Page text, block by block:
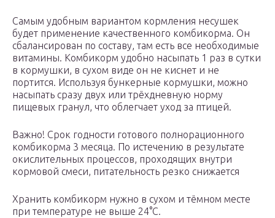
Самым удобным вариантом кормления несушек
будет применение качественного комбикорма. Он
сбалансирован по составу, там есть все необходимые
витамины. Комбикорм удобно насыпать 1 раз в сутки
в кормушки, в сухом виде он не киснет и не
портится. Используя бункерные кормушки, можно
насыпать сразу двух или трёхдневную норму
пищевых гранул, что облегчает уход за птицей.
Важно! Срок годности готового полнорационного
комбикорма 3 месяца. По истечению в результате
окислительных процессов, проходящих внутри
кормовой смеси, питательность резко снижается
Хранить комбикорм нужно в сухом и тёмном месте
при температуре не выше 24°С.